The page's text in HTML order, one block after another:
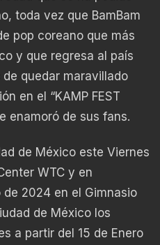
toda vez que BamBam
pop coreano que más
y que regresa al país
quedar maravillado
en el “KAMP FEST
enamoró de sus fans.
de México este Viernes
WTC y en
2024 en el Gimnasio
de México los
a partir del 15 de Enero